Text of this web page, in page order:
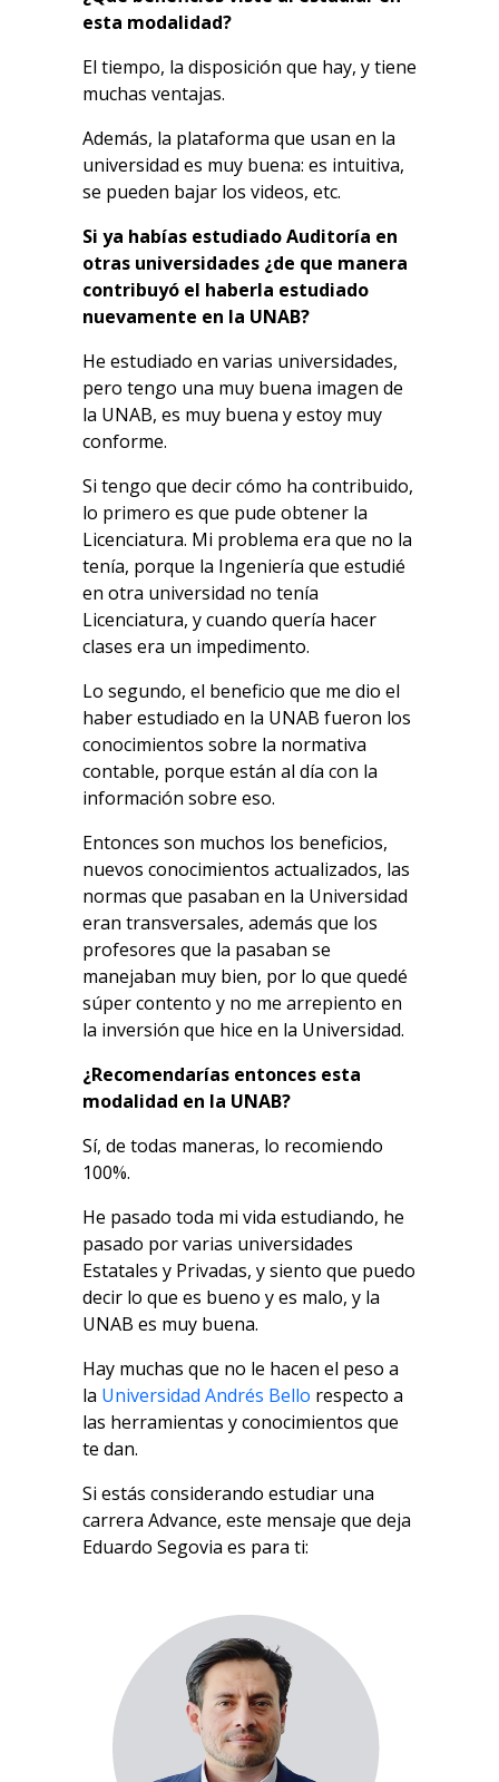
esta modalidad?
El tiempo, la disposición que hay, y tiene
muchas ventajas.
Además, la plataforma que usan en la
universidad es muy buena: es intuitiva,
se pueden bajar los videos, etc.
Si ya habías estudiado Auditoría en
otras universidades ¿de que manera
contribuyó el haberla estudiado
nuevamente en la UNAB?
He estudiado en varias universidades,
pero tengo una muy buena imagen de
la UNAB, es muy buena y estoy muy
conforme.
Si tengo que decir cómo ha contribuido,
lo primero es que pude obtener la
Licenciatura. Mi problema era que no la
tenía, porque la Ingeniería que estudié
en otra universidad no tenía
Licenciatura, y cuando quería hacer
clases era un impedimento.
Lo segundo, el beneficio que me dio el
haber estudiado en la UNAB fueron los
conocimientos sobre la normativa
contable, porque están al día con la
información sobre eso.
Entonces son muchos los beneficios,
nuevos conocimientos actualizados, las
normas que pasaban en la Universidad
eran transversales, además que los
profesores que la pasaban se
manejaban muy bien, por lo que quedé
súper contento y no me arrepiento en
la inversión que hice en la Universidad.
¿Recomendarías entonces esta
modalidad en la UNAB?
Sí, de todas maneras, lo recomiendo
100%.
He pasado toda mi vida estudiando, he
pasado por varias universidades
Estatales y Privadas, y siento que puedo
decir lo que es bueno y es malo, y la
UNAB es muy buena.
Hay muchas que no le hacen el peso a
la Universidad Andrés Bello respecto a
las herramientas y conocimientos que
te dan.
Si estás considerando estudiar una
carrera Advance, este mensaje que deja
Eduardo Segovia es para ti: